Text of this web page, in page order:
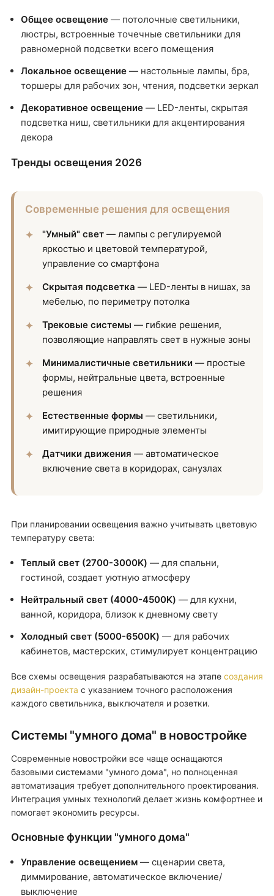
Общее освещение — потолочные светильники,
люстры, встроенные точечные светильники для
равномерной подсветки всего помещения
Локальное освещение — настольные лампы, бра,
торшеры для рабочих зон, чтения, подсветки зеркал
Декоративное освещение — LED-ленты, скрытая
подсветка ниш, светильники для акцентирования
декора
Тренды освещения 2026
Современные решения для освещения
"Умный" свет — лампы с регулируемой
яркостью и цветовой температурой,
управление со смартфона
Скрытая подсветка — LED-ленты в нишах, за
мебелью, по периметру потолка
Трековые системы — гибкие решения,
позволяющие направлять свет в нужные зоны
Минималистичные светильники — простые
формы, нейтральные цвета, встроенные
решения
Естественные формы — светильники,
имитирующие природные элементы
Датчики движения — автоматическое
включение света в коридорах, санузлах
При планировании освещения важно учитывать цветовую
температуру света:
Теплый свет (2700-3000K) — для спальни,
гостиной, создает уютную атмосферу
Нейтральный свет (4000-4500K) — для кухни,
ванной, коридора, близок к дневному свету
Холодный свет (5000-6500K) — для рабочих
кабинетов, мастерских, стимулирует концентрацию
Все схемы освещения разрабатываются на этапе создания
дизайн-проекта с указанием точного расположения
каждого светильника, выключателя и розетки.
Системы "умного дома" в новостройке
Современные новостройки все чаще оснащаются
базовыми системами "умного дома", но полноценная
автоматизация требует дополнительного проектирования.
Интеграция умных технологий делает жизнь комфортнее и
помогает экономить ресурсы.
Основные функции "умного дома"
Управление освещением — сценарии света,
диммирование, автоматическое включение/
выключение